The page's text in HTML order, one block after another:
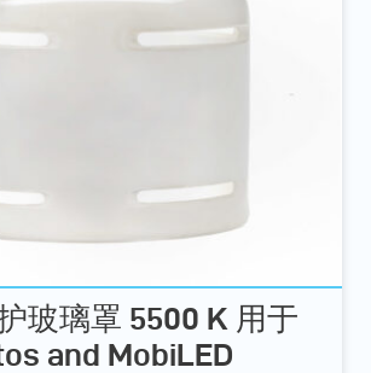
玻璃罩 5500 K 用于
and MobiLED